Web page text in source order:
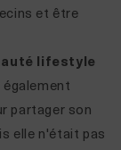
et être
lifestyle
également
partager son
elle n'était pas